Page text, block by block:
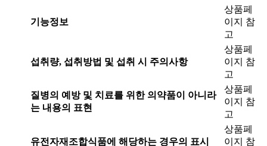
기능정보
상품페
이지 참
고
섭취량, 섭취방법 및 섭취 시 주의사항
상품페
이지 참
고
질병의 예방 및 치료를 위한 의약품이 아니라
는 내용의 표현
상품페
이지 참
고
유전자재조합식품에 해당하는 경우의 표시
상품페
이지 참